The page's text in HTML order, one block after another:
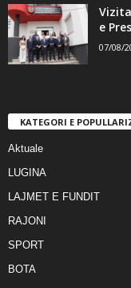
e
07/08/
KATEGORI E
Aktuale
LUGINA
LAJMET E FUNDIT
RAJONI
SPORT
BOTA